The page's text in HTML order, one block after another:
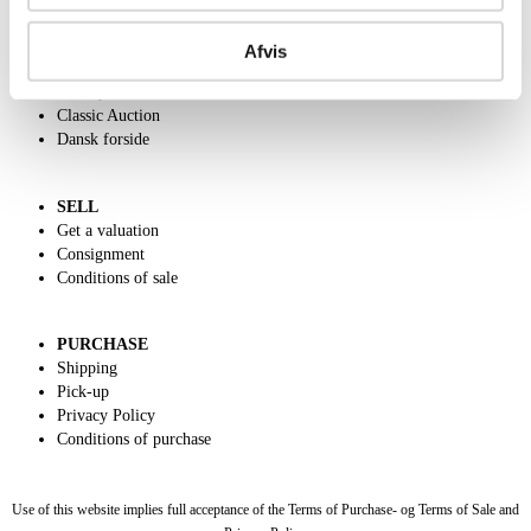
Afvis
ABOUT US
Classic Auction
Dansk forside
SELL
Get a valuation
Consignment
Conditions of sale
PURCHASE
Shipping
Pick-up
Privacy Policy
Conditions of purchase
Use of this website implies full acceptance of the Terms of Purchase- og Terms of Sale and